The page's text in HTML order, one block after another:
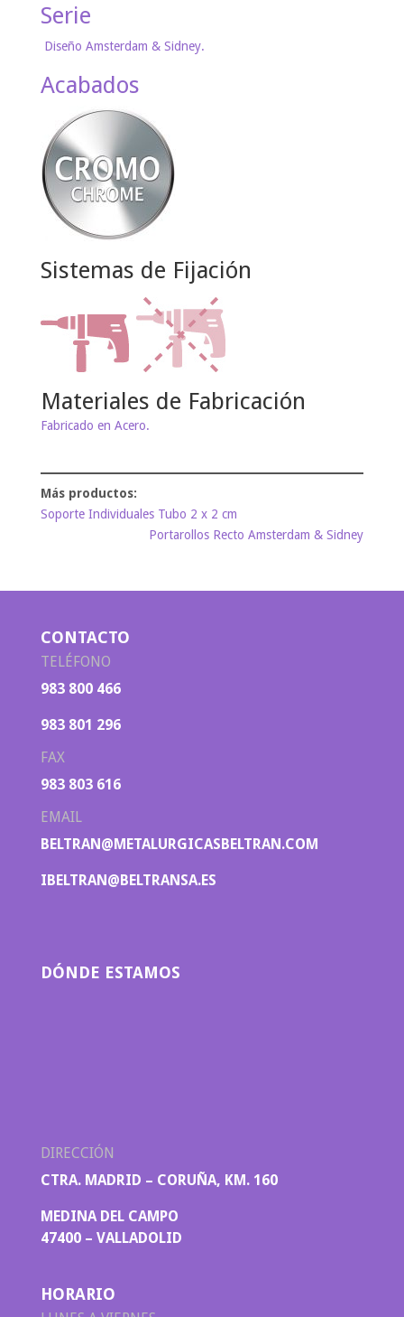
Serie
Diseño Amsterdam & Sidney.
Acabados
Sistemas de Fijación
Materiales de Fabricación
Fabricado en Acero.
Soporte Individuales Tubo 2 x 2 cm
Portarollos Recto Amsterdam & Sidney
CONTACTO
TELÉFONO
983 800 466
983 801 296
FAX
983 803 616
EMAIL
BELTRAN@METALURGICASBELTRAN.COM
IBELTRAN@BELTRANSA.ES
DÓNDE ESTAMOS
DIRECCIÓN
CTRA. MADRID – CORUÑA, KM. 160
MEDINA DEL CAMPO
47400 – VALLADOLID
HORARIO